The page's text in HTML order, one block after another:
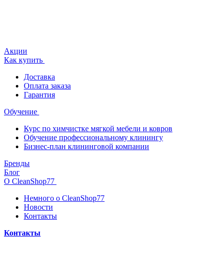
Акции
Как купить
Доставка
Оплата заказа
Гарантия
Обучение
Курс по химчистке мягкой мебели и ковров
Обучение профессиональному клинингу
Бизнес-план клининговой компании
Бренды
Блог
О CleanShop77
Немного о CleanShop77
Новости
Контакты
Контакты